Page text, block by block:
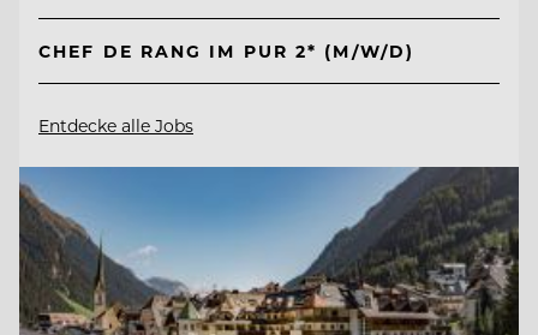
CHEF DE RANG IM PUR 2* (M/W/D)
Entdecke alle Jobs